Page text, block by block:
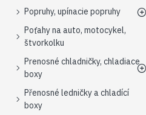
Popruhy, upínacie popruhy
Poťahy na auto, motocykel,
štvorkolku
Prenosné chladničky, chladiace
boxy
Přenosné ledničky a chladící
boxy